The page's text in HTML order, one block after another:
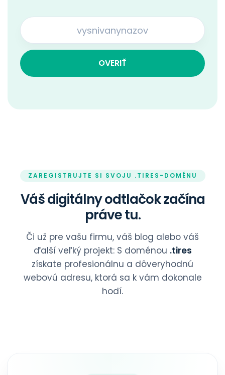
OVERIŤ
ZAREGISTRUJTE SI SVOJU .TIRES-DOMÉNU
Váš digitálny odtlačok začína
práve tu.
Či už pre vašu firmu, váš blog alebo váš
ďalší veľký projekt: S doménou .tires
získate profesionálnu a dôveryhodnú
webovú adresu, ktorá sa k vám dokonale
hodí.